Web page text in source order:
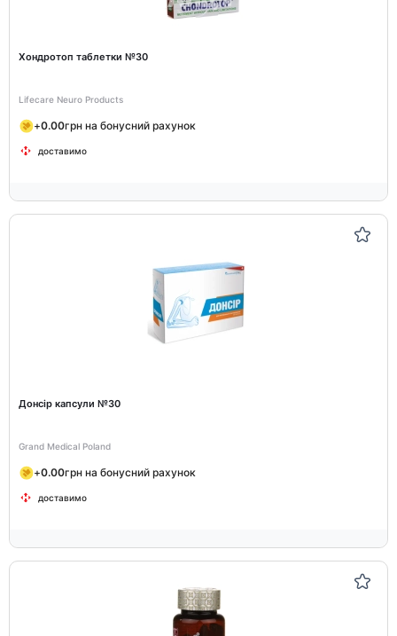
Хондротоп таблетки №30
Lifecare Neuro Products
+0.00грн на бонусний рахунок
доставимо
Донсір капсули №30
Grand Medical Poland
+0.00грн на бонусний рахунок
доставимо